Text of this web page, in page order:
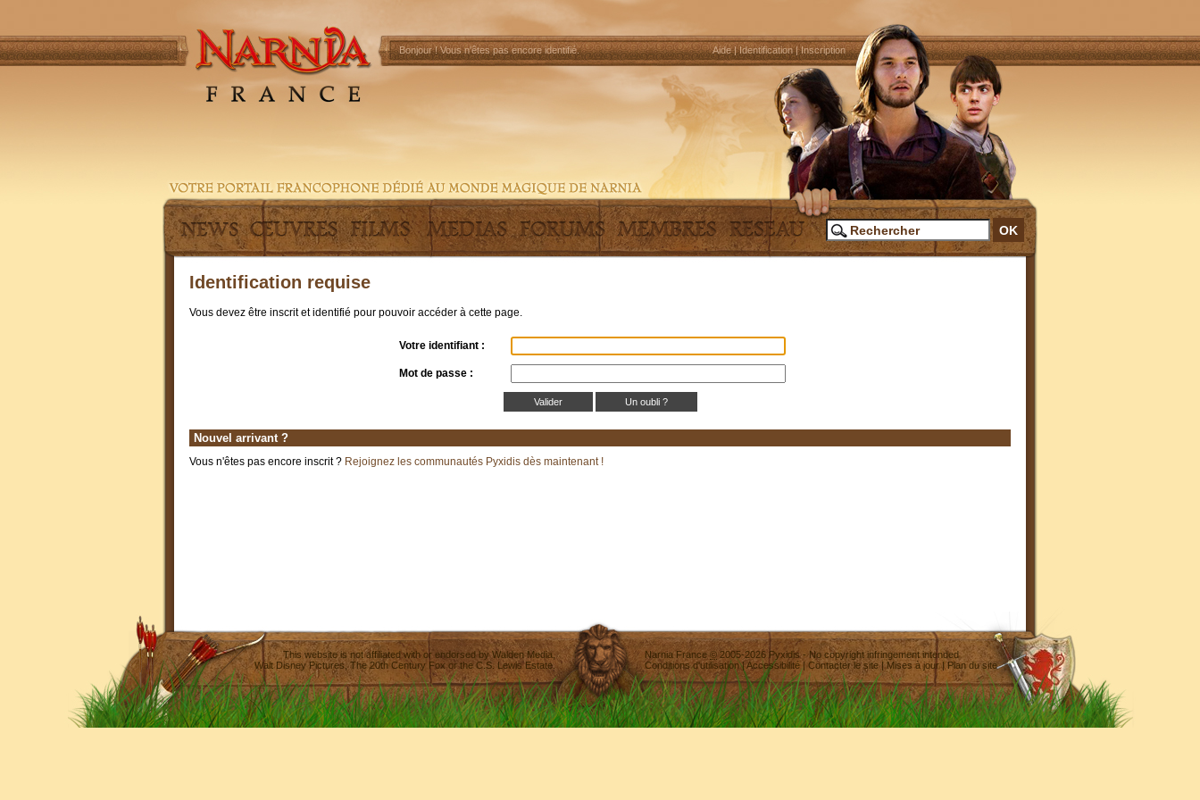
Bonjour !Vous n'êtes pas encore identifié. Aide|Identification|Inscription
Identification requise
Vous devez être inscrit et identifié pour pouvoir accéder à cette page.
Votre identifiant :
Mot de passe :
Un oubli ?
Nouvel arrivant ?
Vous n'êtes pas encore inscrit ? Rejoignez les communautés Pyxidis dès maintenant !
This website is not affiliated with or endorsed byWalden Media
Walt Disney Pictures,The 20th Century Fox or the C.S. Lewis Estate.
Narnia France ©2005-2026 Pyxidis- No copyright infringement intended
Conditions d'utilisation|Accessibilité| Contacter le site|Mises à jour| Plan du site